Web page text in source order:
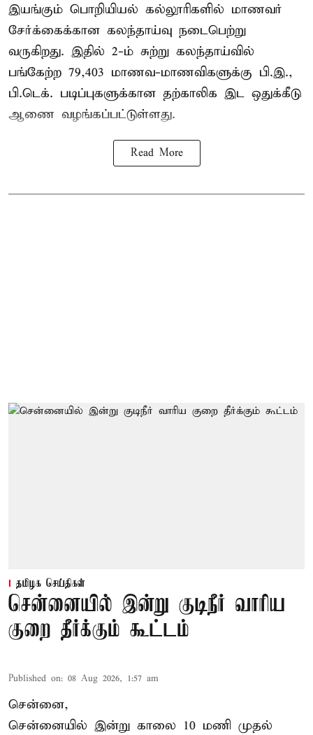
இயங்கும் பொறியியல் கல்லூரிகளில் மாணவர்
சேர்க்கைக்கான கலந்தாய்வு நடைபெற்று
வருகிறது. இதில் 2-ம் சுற்று கலந்தாய்வில்
பங்கேற்ற 79,403 மாணவ-மாணவிகளுக்கு பி.இ.,
பி.டெக். படிப்புகளுக்கான தற்காலிக இட ஒதுக்கீடு
ஆணை வழங்கப்பட்டுள்ளது.
Read More
தமிழக செய்திகள்
சென்னையில் இன்று குடிநீர் வாரிய
குறை தீர்க்கும் கூட்டம்
Published on: 08 Aug 2026, 1:57 am
சென்னை,
சென்னையில் இன்று காலை 10 மணி முதல்